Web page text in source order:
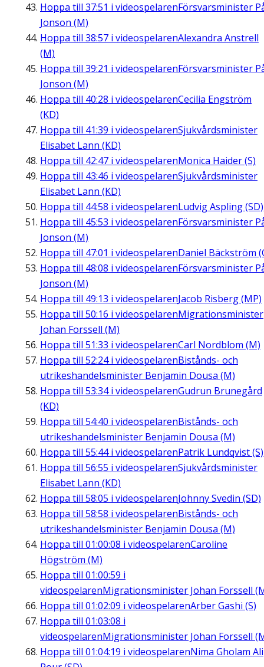
Hoppa till 37:51 i videospelarenFörsvarsminister
Jonson (M)
Hoppa till 38:57 i videospelarenAlexandra Anstrell
(M)
Hoppa till 39:21 i videospelarenFörsvarsminister
Jonson (M)
Hoppa till 40:28 i videospelarenCecilia Engström
(KD)
Hoppa till 41:39 i videospelarenSjukvårdsminister
Elisabet Lann (KD)
Hoppa till 42:47 i videospelarenMonica Haider (S)
Hoppa till 43:46 i videospelarenSjukvårdsminister
Elisabet Lann (KD)
Hoppa till 44:58 i videospelarenLudvig Aspling (SD)
Hoppa till 45:53 i videospelarenFörsvarsminister
Jonson (M)
Hoppa till 47:01 i videospelarenDaniel Bäckström
Hoppa till 48:08 i videospelarenFörsvarsminister
Jonson (M)
Hoppa till 49:13 i videospelarenJacob Risberg (MP)
Hoppa till 50:16 i videospelarenMigrationsminister
Johan Forssell (M)
Hoppa till 51:33 i videospelarenCarl Nordblom (M)
Hoppa till 52:24i videospelarenBistånds- och
utrikeshandelsminister Benjamin Dousa (M)
Hoppa till 53:34i videospelarenGudrun Brunegård
(KD)
Hoppa till 54:40 i videospelarenBistånds- och
utrikeshandelsminister Benjamin Dousa (M)
Hoppa till 55:44i videospelarenPatrik Lundqvist (S)
Hoppa till 56:55 i videospelarenSjukvårdsminister
Elisabet Lann (KD)
Hoppa till 58:05 i videospelarenJohnny Svedin (SD)
Hoppa till 58:58 i videospelarenBistånds- och
utrikeshandelsminister Benjamin Dousa (M)
Hoppa till 01:00:08 i videospelarenCaroline
Högström (M)
Hoppa till 01:00:59 i
videospelarenMigrationsminister Johan Forssell
Hoppa till 01:02:09 i videospelarenArber Gashi (S)
Hoppa till 01:03:08 i
videospelarenMigrationsminister Johan Forssell
Hoppa till 01:04:19 i videospelarenNima Gholam Ali